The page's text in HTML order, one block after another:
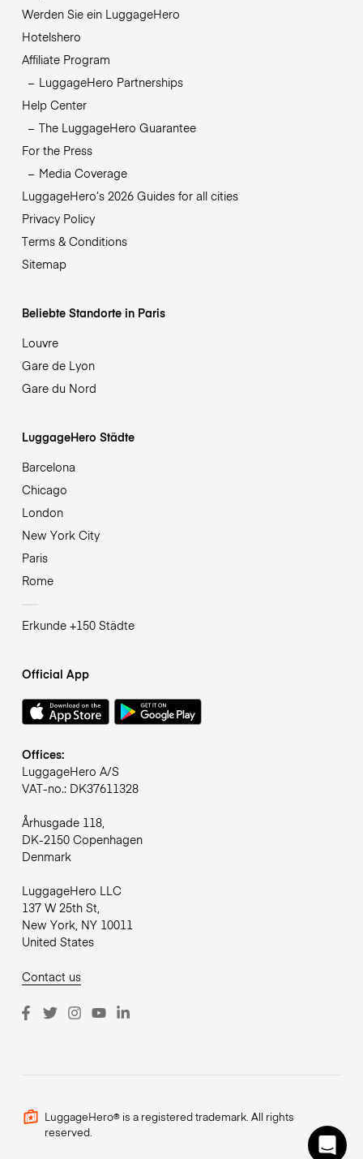
Werden Sie ein LuggageHero
Hotelshero
Affiliate Program
LuggageHero Partnerships
Help Center
The LuggageHero Guarantee
For the Press
Media Coverage
LuggageHero’s 2026 Guides for all cities
Privacy Policy
Terms & Conditions
Sitemap
Beliebte Standorte in Paris
Louvre
Gare de Lyon
Gare du Nord
LuggageHero Städte
Barcelona
Chicago
London
New York City
Paris
Rome
Erkunde +150 Städte
Official App
Offices:
LuggageHero A/S
VAT-no.: DK37611328
Århusgade 118,
DK-2150 Copenhagen
Denmark
LuggageHero LLC
137 W 25th St,
New York, NY 10011
United States
Contact us
LuggageHero® is a registered trademark. All rights
reserved.